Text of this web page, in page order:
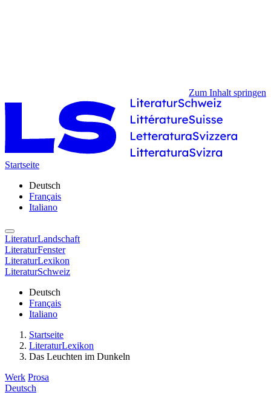
Zum Inhalt springen
Startseite
Deutsch
Français
Italiano
LiteraturLandschaft
LiteraturFenster
LiteraturLexikon
LiteraturSchweiz
Deutsch
Français
Italiano
Startseite
LiteraturLexikon
Das Leuchten im Dunkeln
Werk Prosa
Deutsch